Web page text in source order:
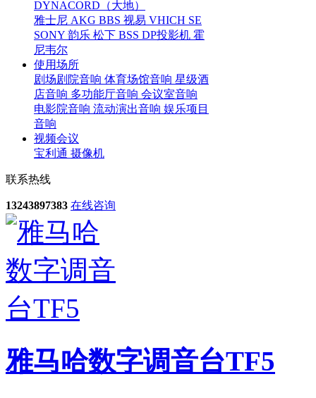
DYNACORD（大地）
雅士尼 AKG BBS 视易 VHICH SE
SONY 韵乐 松下 BSS DP投影机 霍
尼韦尔
使用场所
剧场剧院音响 体育场馆音响 星级酒
店音响 多功能厅音响 会议室音响
电影院音响 流动演出音响 娱乐项目
音响
视频会议
宝利通 摄像机
联系热线
13243897383 在线咨询
雅马哈数字调音台TF5